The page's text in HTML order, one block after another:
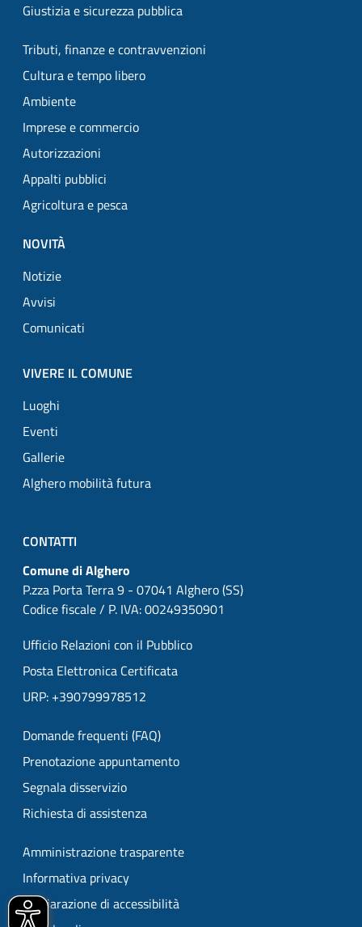
Giustizia e sicurezza pubblica
Tributi, finanze e contravvenzioni
Cultura e tempo libero
Ambiente
Imprese e commercio
Autorizzazioni
Appalti pubblici
Agricoltura e pesca
NOVITÀ
Notizie
Avvisi
Comunicati
VIVERE IL COMUNE
Luoghi
Eventi
Gallerie
Alghero mobilità futura
CONTATTI
Comune di Alghero
P.zza Porta Terra 9 - 07041 Alghero (SS)
Codice fiscale / P. IVA: 00249350901
Ufficio Relazioni con il Pubblico
Posta Elettronica Certificata
URP: +390799978512
Domande frequenti (FAQ)
Prenotazione appuntamento
Segnala disservizio
Richiesta di assistenza
Amministrazione trasparente
Informativa privacy
Dichiarazione di accessibilità